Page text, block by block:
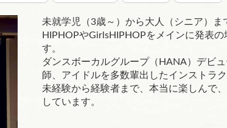
未就学児（3歳～）から大人（シニア）
HIPHOPやGirlsHIPHOPをメインに発表
す。
ダンスボーカルグループ（HANA）デビ
師、アイドルを多数輩出したインストラ
未経験から経験者まで、本当に楽しんで
しています。